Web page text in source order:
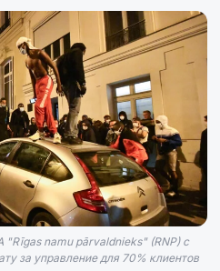
"Rīgas namu pārvaldnieks" (RNP) с
за управление для 70% клиентов